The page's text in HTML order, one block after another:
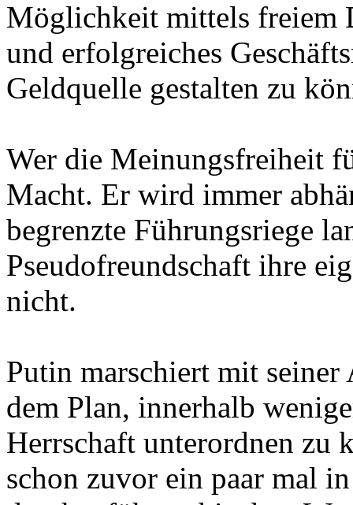
Möglichkeit mittels freiem
und erfolgreiches
Geldquelle gestalten zu
Wer die Meinungsfreiheit
Macht. Er wird immer
begrenzte Führungsriege
Pseudofreundschaft ihre
nicht.
Putin marschiert mit
dem Plan, innerhalb
Herrschaft unterordnen zu
schon zuvor ein paar mal